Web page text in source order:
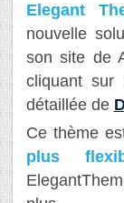
Elegant
nouvelle
son site de
cliquant sur
détaillée de
Ce thème
plus